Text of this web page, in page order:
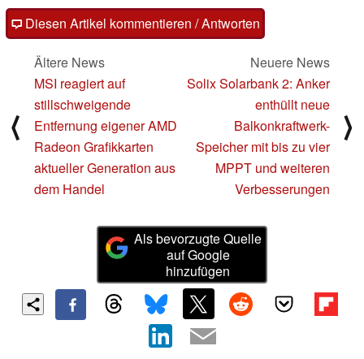
Diesen Artikel kommentieren / Antworten
⟨
Ältere News
MSI reagiert auf
stillschweigende
Entfernung eigener AMD
Radeon Grafikkarten
aktueller Generation aus
dem Handel
Neuere News
Solix Solarbank 2: Anker
enthüllt neue
Balkonkraftwerk-
Speicher mit bis zu vier
MPPT und weiteren
Verbesserungen
⟩
Als bevorzugte Quelle
auf Google
hinzufügen